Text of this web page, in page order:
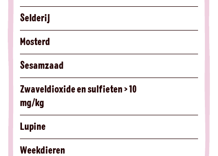
Selderij
Mosterd
Sesamzaad
Zwaveldioxide en sulfieten > 10
mg/kg
Lupine
Weekdieren